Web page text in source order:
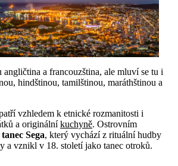
a francouzština, ale mluví se tu i
hindštinou, tamilštinou, maráthštinou a
vzhledem k etnické rozmanitosti i
a originálníkuchyně. Ostrovním
tanec Sega, který vychází z rituální hudby
a vznikl v 18. století jako tanec otroků.